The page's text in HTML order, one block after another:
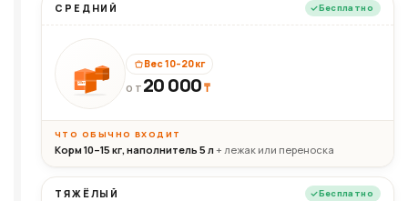
СРЕДНИЙ Бесплатно
20кг
Вес 10–20 кг
ОТ 20 000₸
ЧТО ОБЫЧНО ВХОДИТ
Корм 10–15 кг, наполнитель 5 л+ лежак или переноска
ТЯЖЁЛЫЙ Бесплатно